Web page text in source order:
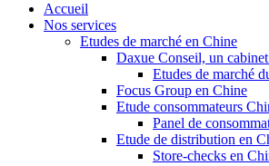
Accueil
Nos services
Etudes de marché en Chine
Daxue Conseil, un
Etudes de marché
Focus Group en Chine
Etude consommateurs
Panel de
Etude de distribution en
Store-checks en